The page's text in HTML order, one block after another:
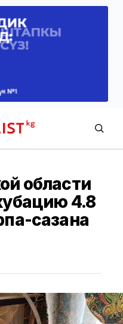
области
4.8
сазана